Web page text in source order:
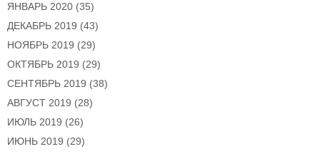
ЯНВАРЬ 2020 (35)
ДЕКАБРЬ 2019 (43)
НОЯБРЬ 2019 (29)
ОКТЯБРЬ 2019 (29)
СЕНТЯБРЬ 2019 (38)
АВГУСТ 2019 (28)
ИЮЛЬ 2019 (26)
ИЮНЬ 2019 (29)